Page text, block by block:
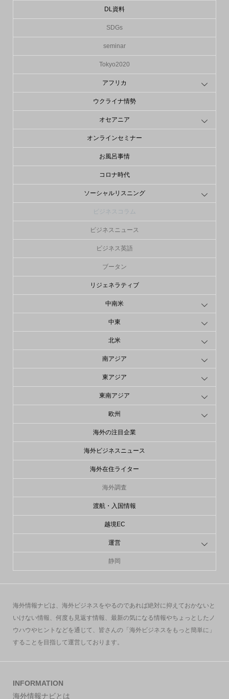
DL資料
SDGs
seminar
Tokyo2020
アフリカ
ウクライナ情勢
オセアニア
オンラインセミナー
お風呂事情
コロナ時代
ソーシャルリスニング
ビジネスコラム
ビジネスニュース
ビジネス英語
ブータン
リジェネラティブ
中南米
中東
北米
南アジア
東アジア
東南アジア
欧州
海外の注目企業
海外ビジネスニュース
海外在住ライター
海外調査
渡航・入国情報
越境EC
運営
静岡
海外情報ナビは、海外ビジネスをやるのであれば絶対に抑えておかないと
いけない情報、何度も見返す情報、最新の気になる情報やちょっとしたノ
ウハウやヒントなどを通じて、皆さんの「海外ビジネスをもっと簡単に」
することを目指して運営しております。
INFORMATION
海外情報ナビとは